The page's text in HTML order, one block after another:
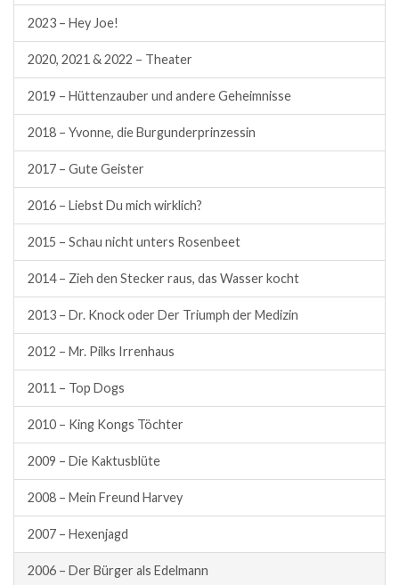
2023 – Hey Joe!
2020, 2021 & 2022 – Theater
2019 – Hüttenzauber und andere Geheimnisse
2018 – Yvonne, die Burgunderprinzessin
2017 – Gute Geister
2016 – Liebst Du mich wirklich?
2015 – Schau nicht unters Rosenbeet
2014 – Zieh den Stecker raus, das Wasser kocht
2013 – Dr. Knock oder Der Triumph der Medizin
2012 – Mr. Pilks Irrenhaus
2011 – Top Dogs
2010 – King Kongs Töchter
2009 – Die Kaktusblüte
2008 – Mein Freund Harvey
2007 – Hexenjagd
2006 – Der Bürger als Edelmann